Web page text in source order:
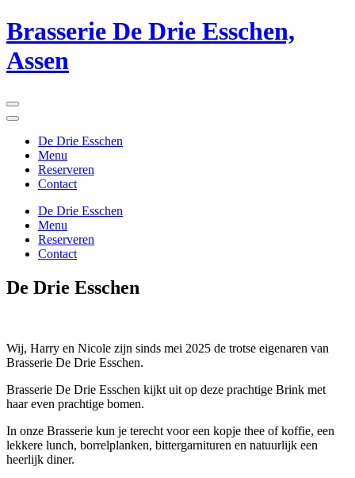
Ga
naar
inhoud
(Druk
Brasserie De Drie Esschen,
Assen
De Drie Esschen
Menu
Reserveren
Contact
De Drie Esschen
Menu
Reserveren
Contact
De Drie Esschen
Wij, Harry en Nicole zijn sinds mei 2025 de trotse eigenaren van
Brasserie De Drie Esschen.
Brasserie De Drie Esschen kijkt uit op deze prachtige Brink met
haar even prachtige bomen.
In onze Brasserie kun je terecht voor een kopje thee of koffie, een
lekkere lunch, borrelplanken, bittergarnituren en natuurlijk een
heerlijk diner.